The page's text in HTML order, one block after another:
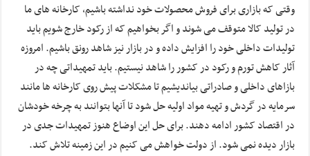
وقتی که بازاری برای فروش محصولات خود نداشته باشیم، کارخانه های ما
در تولید کالا متوقف می شوند و اگر بخواهیم که از رکود خارج شویم باید
تولیدات داخلی خود را افزایش داده و در بازار نیز شاهد رونق باشیم. امروزه
آثار کاهش تورم و رکود در کشور را شاهد نیستیم. باید تمهیداتی چه در
بازاهای داخلی و صادراتی بیاندیشیم تا مشکلات پیش روی کارخانه ها مانند
سرمایه در گردش و تهیه مواد اولیه حل شود تا آنها بتوانند به چرخه خودشان
در اقتصاد کشور ادامه دهند. برای حل این اوضاع هنوز تمهیدات جدی در
بازار دیده نمی شود. از دولت خواهش می کنیم در این زمینه تلاش کند.